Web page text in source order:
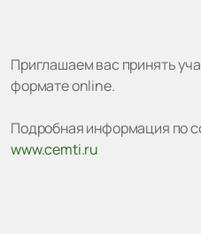
Приглашаем вас принять
формате online.
Подробная информация по
www.cemti.ru